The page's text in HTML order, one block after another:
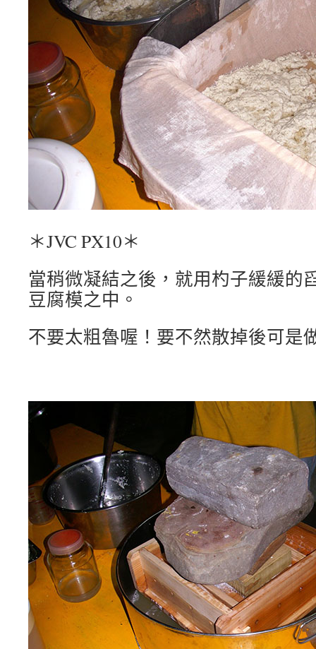
＊JVC PX10＊
當稍微凝結之後，就用杓子緩緩的
豆腐模之中。
不要太粗魯喔！要不然散掉後可是